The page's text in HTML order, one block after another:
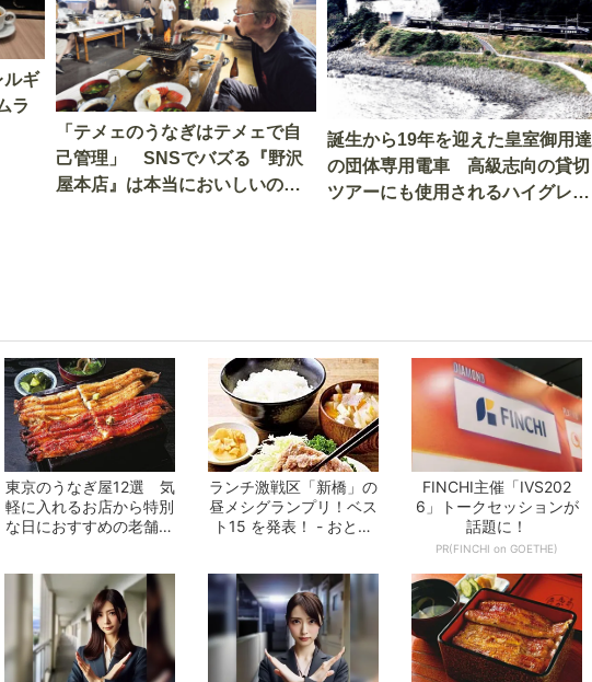
ラ
「テメェのうなぎはテメェで自
己管理」 SNSでバズる『野沢
屋本店』は本当においしいの
誕生から19年を迎えた皇室御用達
の団体専用電車 高級志向の貸切
ツアーにも使用されるハイグレー
東京のうなぎ屋12選 気
軽に入れるお店から特別
な日におすすめの老舗ま
ランチ激戦区「新橋」の
昼メシグランプリ！ベス
ト15 を発表！ - おとな
FINCHI主催「IVS202
6」トークセッションが
話題に！
PR(FINCHI on GOETHE)